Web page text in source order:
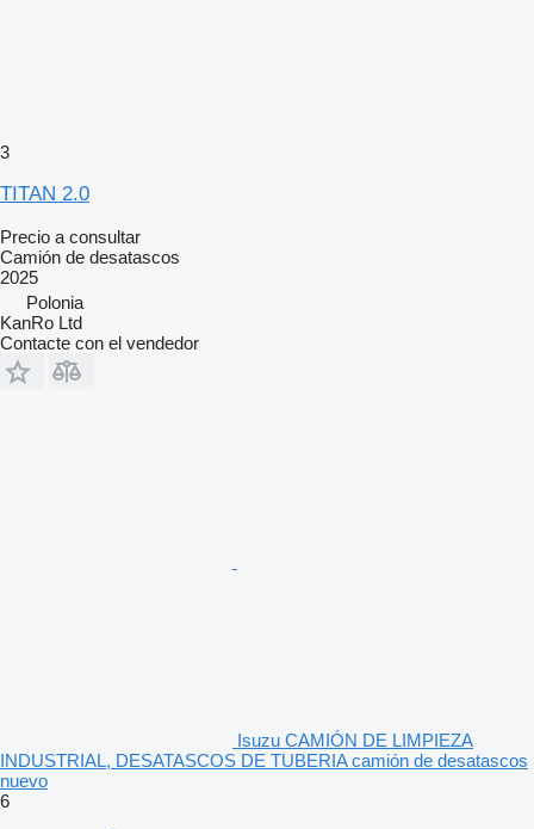
3
TITAN 2.0
Precio a consultar
Camión de desatascos
2025
Polonia
KanRo Ltd
Contacte con el vendedor
Isuzu CAMIÓN DE LIMPIEZA
INDUSTRIAL, DESATASCOS DE TUBERIA camión de desatascos
nuevo
6